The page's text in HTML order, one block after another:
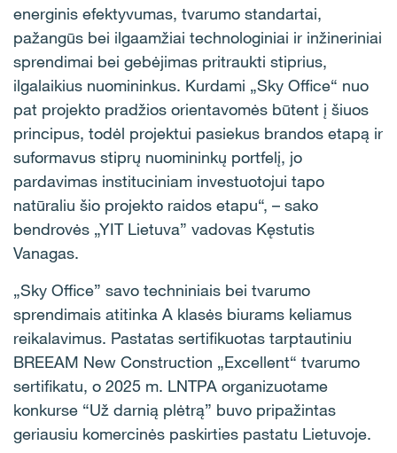
energinis efektyvumas, tvarumo standartai,
pažangūs bei ilgaamžiai technologiniai ir inžineriniai
sprendimai bei gebėjimas pritraukti stiprius,
ilgalaikius nuomininkus. Kurdami „Sky Office“ nuo
pat projekto pradžios orientavomės būtent į šiuos
principus, todėl projektui pasiekus brandos etapą ir
suformavus stiprų nuomininkų portfelį, jo
pardavimas instituciniam investuotojui tapo
natūraliu šio projekto raidos etapu“, – sako
bendrovės „YIT Lietuva” vadovas Kęstutis
Vanagas.
„Sky Office” savo techniniais bei tvarumo
sprendimais atitinka A klasės biurams keliamus
reikalavimus. Pastatas sertifikuotas tarptautiniu
BREEAM New Construction „Excellent“ tvarumo
sertifikatu, o 2025 m. LNTPA organizuotame
konkurse “Už darnią plėtrą” buvo pripažintas
geriausiu komercinės paskirties pastatu Lietuvoje.